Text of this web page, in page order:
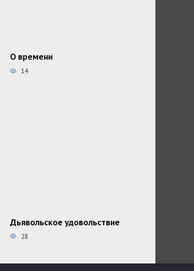
О времени
14
Дьявольское удовольствие
28